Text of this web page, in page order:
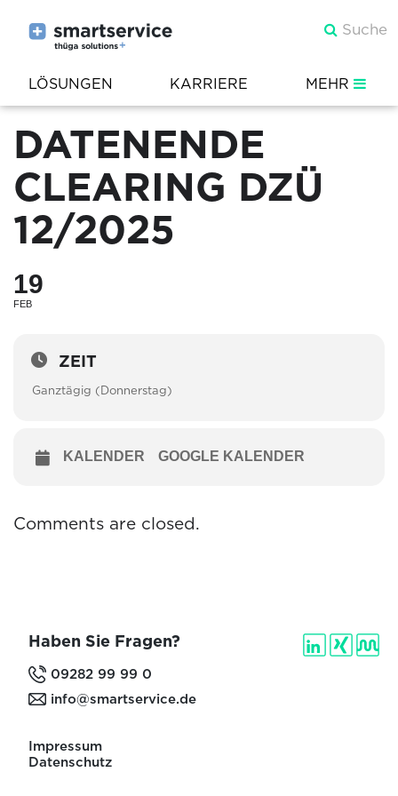
LÖSUNGEN KARRIERE MEHR
DATENENDE
CLEARING DZÜ
12/2025
19
FEB
ZEIT
Ganztägig (Donnerstag)
KALENDER GOOGLE KALENDER
Comments are closed.
Haben Sie Fragen?
09282 99 99 0
info@smartservice.de
Impressum
Datenschutz